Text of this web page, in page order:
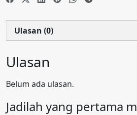
Ulasan (0)
Ulasan
Belum ada ulasan.
Jadilah yang pertama